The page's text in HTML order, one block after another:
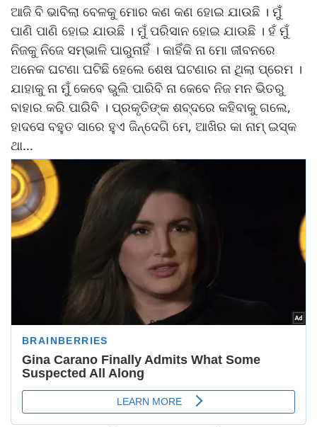
ଆଜି ବି ଭାବିଲା ବେଳକୁ ମୋର କଣ କଣ ହୋଇ ଯାଉଛି । ମୁଁ
ପାଣି ପାଣି ହୋଇ ଯାଉଛି । ମୁଁ ପରିସାନ ହୋଇ ଯାଉଛି । ହଁ ମୁଁ
ନିଜକୁ ନିଜେ ସମ୍ଭାଳି ପାରୁନାହିଁ । କାହିଁକି ନା ମୋ ଜୀବନରେ
ଅନେକ ଘଟଣା ଘଟିଛି ହେଲେ ଶେଷ ଘଟଣାର ନା ଥିଲା ପ୍ରେମ ।
ଯାହାକୁ ନା ମୁଁ କେବେ ଭୁଲି ପାରିବି ନା କେବେ ନିଜ ମନ ଭିତରୁ
ବାହାର କରି ପାରିବି । ପ୍ରକୃତିଙ୍କ ଶବ୍ଦରେ କହିବାକୁ ଗଲେ,
ହାଦସେ ବହୁତ ସାରେ ହୁଏ ଜିନ୍ଦେଗି ମେ, ଆଖିର କା ନାମ୍ ଇସ୍କ
ଥା...